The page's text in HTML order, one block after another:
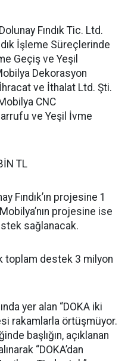
Fındık Tic. Ltd.
İşleme Süreçlerinde
Geçiş ve Yeşil
Dekorasyon
ve İthalat Ltd. Şti.
CNC
ve Yeşil İvme
TL
Fındık’ın projesine 1
projesine ise
sağlanacak.
toplam destek 3 milyon
yer alan “DOKA iki
rakamlarla örtüşmüyor.
başlığın, açıklanan
“DOKA’dan